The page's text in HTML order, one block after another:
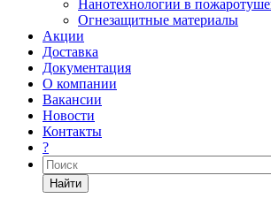
Нанотехнологии в
Огнезащитные материалы
Акции
Доставка
Документация
О компании
Вакансии
Новости
Контакты
?
Найти